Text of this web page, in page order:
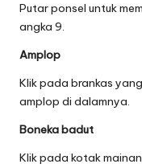
Putar ponsel untuk
angka 9.
Amplop
Klik pada brankas
amplop di dalamnya.
Boneka badut
Klik pada kotak